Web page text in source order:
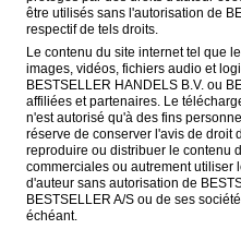
être utilisés sans l'autorisation de
respectif de tels droits.
Le contenu du site internet tel que
images, vidéos, fichiers audio et
BESTSELLER HANDELS B.V. ou
affiliées et partenaires. Le
n'est autorisé qu'à des fins
réserve de conserver l'avis de droit
reproduire ou distribuer le contenu
commerciales ou autrement utiliser
d'auteur sans autorisation de
BESTSELLER A/S ou de ses
échéant.